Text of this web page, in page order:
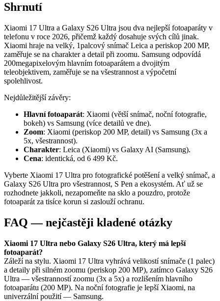
Shrnutí
Xiaomi 17 Ultra a Galaxy S26 Ultra jsou dva nejlepší fotoaparáty v
telefonu v roce 2026, přičemž každý dosahuje svých cílů jinak.
Xiaomi hraje na velký, 1palcový snímač Leica a periskop 200 MP,
zaměřuje se na charakter a detail při zoomu. Samsung odpovídá
200megapixelovým hlavním fotoaparátem a dvojitým
teleobjektivem, zaměřuje se na všestrannost a výpočetní
spolehlivost.
Nejdůležitější závěry:
Hlavní fotoaparát: Xiaomi (větší snímač, noční fotografie,
bokeh) vs Samsung (více detailů ve dne).
Zoom: Xiaomi (periskop 200 MP, detail) vs Samsung (3x a
5x, všestrannost).
Charakter: Leica (Xiaomi) vs Galaxy AI (Samsung).
Cena: identická, od 6 499 Kč.
Vyberte Xiaomi 17 Ultra pro fotografické potěšení a velký snímač, a
Galaxy S26 Ultra pro všestrannost, S Pen a ekosystém. Ať už se
rozhodnete jakkoli, nezapomeňte na sklo a pouzdro, protože
fotoaparát za tisíce korun si zaslouží ochranu.
FAQ — nejčastěji kladené otázky
Xiaomi 17 Ultra nebo Galaxy S26 Ultra, který má lepší
fotoaparát?
Záleží na stylu. Xiaomi 17 Ultra vyhrává velikostí snímače (1 palec)
a detaily při silném zoomu (periskop 200 MP), zatímco Galaxy S26
Ultra — všestranností zoomu (3x a 5x) a rozlišením hlavního
fotoaparátu (200 MP). Na noční fotografie je lepší Xiaomi, na
univerzální použití — Samsung.